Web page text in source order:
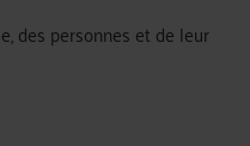
des personnes et de leur